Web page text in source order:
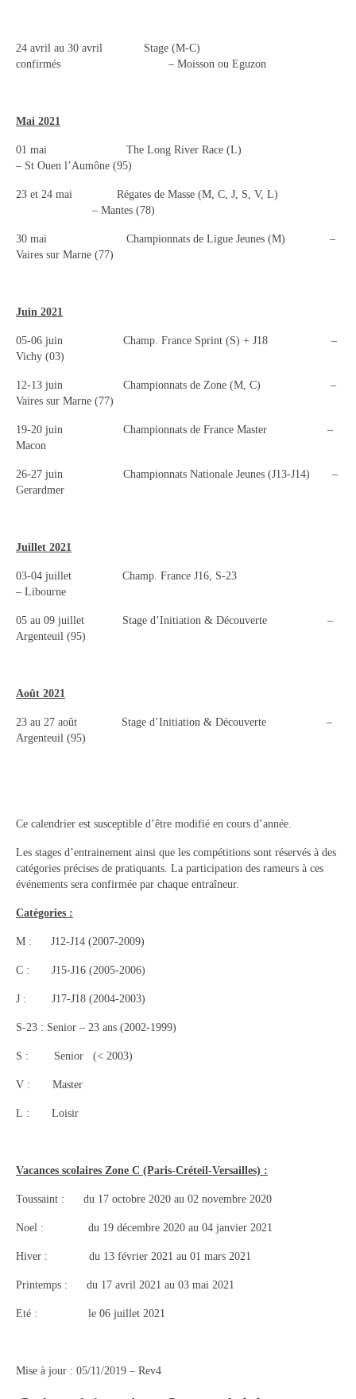
24 avril au 30 avril Stage (M-C)
confirmés – Moisson ou Eguzon
Mai 2021
01 mai The Long River Race (L)
– St Ouen l’Aumône (95)
23 et 24 mai Régates de Masse (M, C, J, S, V, L)
– Mantes (78)
30 mai Championnats de Ligue Jeunes (M) –
Vaires sur Marne (77)
Juin 2021
05-06 juin Champ. France Sprint (S) + J18 –
Vichy (03)
12-13 juin Championnats de Zone (M, C) –
Vaires sur Marne (77)
19-20 juin Championnats de France Master –
Macon
26-27 juin Championnats Nationale Jeunes (J13-J14) –
Gerardmer
Juillet 2021
03-04 juillet Champ. France J16, S-23
– Libourne
05 au 09 juillet Stage d’Initiation & Découverte –
Argenteuil (95)
Août 2021
23 au 27 août Stage d’Initiation & Découverte –
Argenteuil (95)
Ce calendrier est susceptible d’être modifié en cours d’année.
Les stages d’entrainement ainsi que les compétitions sont réservés à des
catégories précises de pratiquants. La participation des rameurs à ces
événements sera confirmée par chaque entraîneur.
Catégories :
M : J12-J14 (2007-2009)
C : J15-J16 (2005-2006)
J : J17-J18 (2004-2003)
S-23 : Senior – 23 ans (2002-1999)
S : Senior (< 2003)
V : Master
L : Loisir
Vacances scolaires Zone C (Paris-Créteil-Versailles) :
Toussaint : du 17 octobre 2020 au 02 novembre 2020
Noel : du 19 décembre 2020 au 04 janvier 2021
Hiver : du 13 février 2021 au 01 mars 2021
Printemps : du 17 avril 2021 au 03 mai 2021
Eté : le 06 juillet 2021
Mise à jour : 05/11/2019 – Rev4